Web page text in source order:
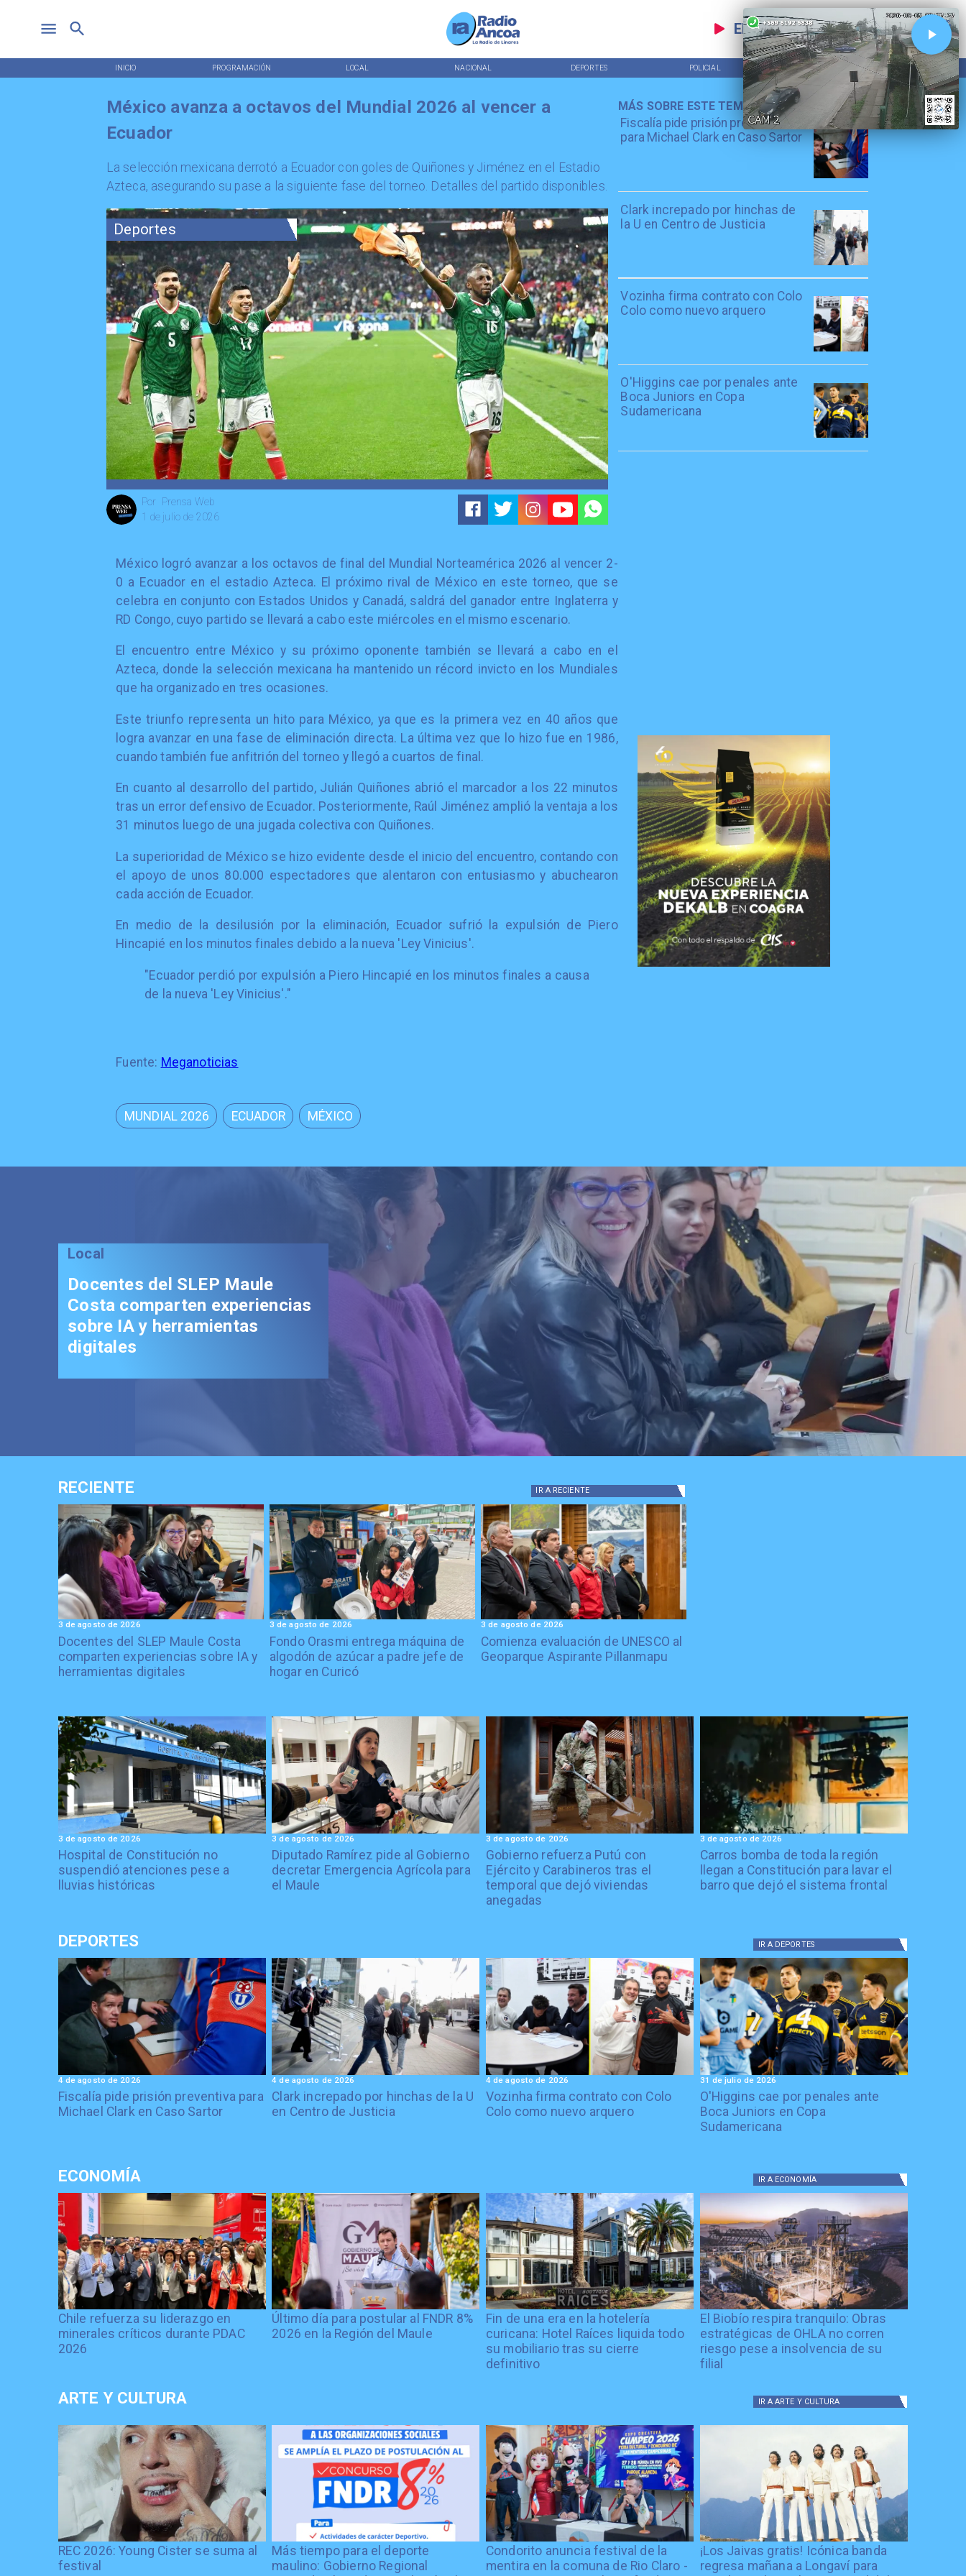
EN VIVO
INICIO PROGRAMACIÓN LOCAL NACIONAL DEPORTES POLICIAL TENDENCIAS
Deportes
Prensa Web
Por
1 de julio de 2026
Fiscalía pide prisión preventiva
para Michael Clark en Caso Sartor
Clark increpado por hinchas de
la U en Centro de Justicia
Vozinha firma contrato con Colo
Colo como nuevo arquero
O'Higgins cae por penales ante
Boca Juniors en Copa
Sudamericana
MÁS SOBRE ESTE TEMA
México avanza a octavos del Mundial 2026 al vencer a
Ecuador
La selección mexicana derrotó a Ecuador con goles de Quiñones y Jiménez en el Estadio
Azteca, asegurando su pase a la siguiente fase del torneo. Detalles del partido disponibles.
México logró avanzar a los octavos de final del Mundial Norteamérica 2026 al vencer 2-
0 a Ecuador en el estadio Azteca. El próximo rival de México en este torneo, que se
celebra en conjunto con Estados Unidos y Canadá, saldrá del ganador entre Inglaterra y
RD Congo, cuyo partido se llevará a cabo este miércoles en el mismo escenario.
El encuentro entre México y su próximo oponente también se llevará a cabo en el
Azteca, donde la selección mexicana ha mantenido un récord invicto en los Mundiales
que ha organizado en tres ocasiones.
Este triunfo representa un hito para México, ya que es la primera vez en 40 años que
logra avanzar en una fase de eliminación directa. La última vez que lo hizo fue en 1986,
cuando también fue anfitrión del torneo y llegó a cuartos de final.
En cuanto al desarrollo del partido, Julián Quiñones abrió el marcador a los 22 minutos
tras un error defensivo de Ecuador. Posteriormente, Raúl Jiménez amplió la ventaja a los
31 minutos luego de una jugada colectiva con Quiñones.
La superioridad de México se hizo evidente desde el inicio del encuentro, contando con
el apoyo de unos 80.000 espectadores que alentaron con entusiasmo y abuchearon
cada acción de Ecuador.
En medio de la desilusión por la eliminación, Ecuador sufrió la expulsión de Piero
Hincapié en los minutos finales debido a la nueva 'Ley Vinicius'.
"Ecuador perdió por expulsión a Piero Hincapié en los minutos finales a causa
de la nueva 'Ley Vinicius'."
Fuente: Meganoticias
MUNDIAL 2026 ECUADOR MÉXICO
Local
Docentes del SLEP Maule
Costa comparten experiencias
sobre IA y herramientas
digitales
RECIENTE IR A RECIENTE
Docentes del SLEP Maule Costa
comparten experiencias sobre IA y
herramientas digitales
3 de agosto de 2026
Fondo Orasmi entrega máquina de
algodón de azúcar a padre jefe de
hogar en Curicó
3 de agosto de 2026
Comienza evaluación de UNESCO al
Geoparque Aspirante Pillanmapu
3 de agosto de 2026
Hospital de Constitución no
suspendió atenciones pese a
lluvias históricas
3 de agosto de 2026
Diputado Ramírez pide al Gobierno
decretar Emergencia Agrícola para
el Maule
3 de agosto de 2026
Gobierno refuerza Putú con
Ejército y Carabineros tras el
temporal que dejó viviendas
anegadas
3 de agosto de 2026
Carros bomba de toda la región
llegan a Constitución para lavar el
barro que dejó el sistema frontal
3 de agosto de 2026
DEPORTES IR A DEPORTES
Fiscalía pide prisión preventiva para
Michael Clark en Caso Sartor
4 de agosto de 2026
Clark increpado por hinchas de la U
en Centro de Justicia
4 de agosto de 2026
Vozinha firma contrato con Colo
Colo como nuevo arquero
4 de agosto de 2026
O'Higgins cae por penales ante
Boca Juniors en Copa
Sudamericana
31 de julio de 2026
ECONOMÍA IR A ECONOMÍA
Chile refuerza su liderazgo en
minerales críticos durante PDAC
2026
Último día para postular al FNDR 8%
2026 en la Región del Maule
Fin de una era en la hotelería
curicana: Hotel Raíces liquida todo
su mobiliario tras su cierre
definitivo
El Biobío respira tranquilo: Obras
estratégicas de OHLA no corren
riesgo pese a insolvencia de su
filial
ARTE Y CULTURA IR A ARTE Y CULTURA
REC 2026: Young Cister se suma al
festival
Más tiempo para el deporte
maulino: Gobierno Regional
Condorito anuncia festival de la
mentira en la comuna de Rio Claro -
¡Los Jaivas gratis! Icónica banda
regresa mañana a Longaví para